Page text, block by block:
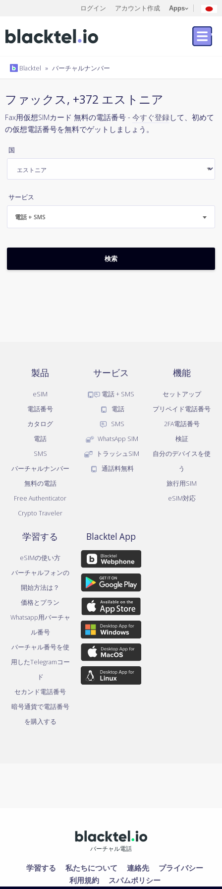
ログイン アカウント作成 Apps
Blacktel » バーチャルナンバー
ファックス, +372 エストニア
Fax用仮想SIMカード 無料の電話番号 - 今すぐ登録して、初めて
の仮想電話番号を無料でゲットしましょう。
国
サービス
電話 + SMS
製品
eSIM
電話番号
カタログ
電話
SMS
バーチャルナンバー
無料の電話
Free Authenticator
Crypto Traveler
サービス
電話 + SMS
電話
SMS
WhatsApp SIM
トラッシュSIM
通話料無料
機能
セットアップ
プリペイド電話番号
2FA電話番号
検証
自分のデバイスを使
う
旅行用SIM
eSIM対応
学習する
eSIMの使い方
バーチャルフォンの
開始方法は？
価格とプラン
Whatsapp用バーチャ
ル番号
バーチャル番号を使
用したTelegramコー
ド
セカンド電話番号
暗号通貨で電話番号
を購入する
Blacktel App
バーチャル電話
学習する 私たちについて 連絡先
プライバシー
利用規約
スパムポリシー